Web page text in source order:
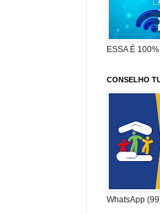
ESSA É
CONSELHO
WhatsApp